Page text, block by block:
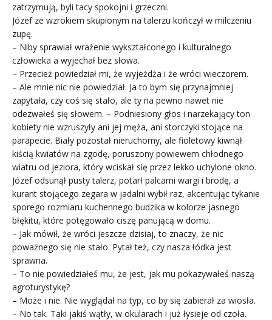
zatrzymują, byli tacy spokojni i grzeczni.
Józef ze wzrokiem skupionym na talerzu kończył w milczeniu
zupę.
– Niby sprawiał wrażenie wykształconego i kulturalnego
człowieka a wyjechał bez słowa.
– Przecież powiedział mi, że wyjeżdża i że wróci wieczorem.
– Ale mnie nic nie powiedział. Ja to bym się przynajmniej
zapytała, czy coś się stało, ale ty na pewno nawet nie
odezwałeś się słowem. – Podniesiony głos i narzekający ton
kobiety nie wzruszyły ani jej męża, ani storczyki stojące na
parapecie. Biały pozostał nieruchomy, ale fioletowy kiwnął
kiścią kwiatów na zgodę, poruszony powiewem chłodnego
wiatru od jeziora, który wciskał się przez lekko uchylone okno.
Józef odsunął pusty talerz, potarł palcami wargi i brodę, a
kurant stojącego zegara w jadalni wybił raz, akcentując tykanie
sporego rozmiaru kuchennego budzika w kolorze jasnego
błękitu, które potęgowało ciszę panującą w domu.
– Jak mówił, że wróci jeszcze dzisiaj, to znaczy, że nic
poważnego się nie stało. Pytał też, czy nasza łódka jest
sprawna.
– To nie powiedziałeś mu, że jest, jak mu pokazywałeś naszą
agroturystykę?
– Może i nie. Nie wyglądał na typ, co by się zabierał za wiosła.
– No tak. Taki jakiś wątły, w okularach i już łysieje od czoła.